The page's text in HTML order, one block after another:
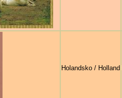
Holandsko / Holland